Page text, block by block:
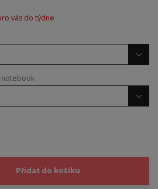
vás do týdne
notebook
Přidat do košíku